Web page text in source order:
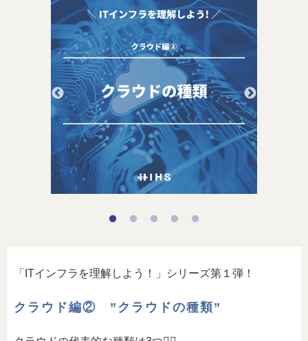
「ITインフラを理解しよう！」シリーズ第１弾！
クラウド編② ”クラウドの種類”